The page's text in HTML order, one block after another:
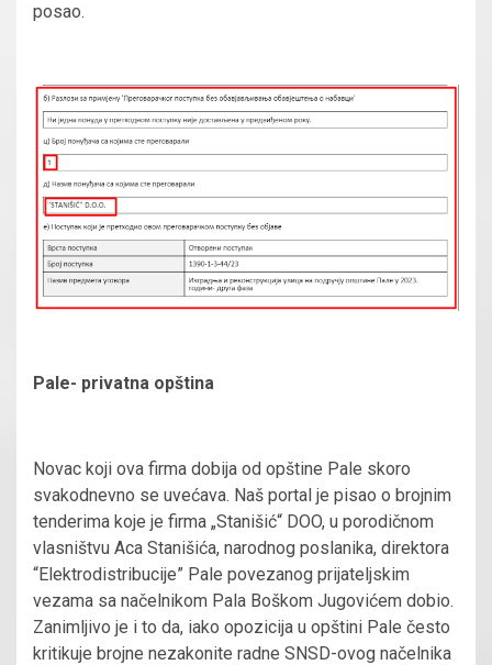
posao.
Pale- privatna opština
Novac koji ova firma dobija od opštine Pale skoro
svakodnevno se uvećava. Naš portal je pisao o brojnim
tenderima koje je firma „Stanišić“ DOO, u porodičnom
vlasništvu Aca Stanišića, narodnog poslanika, direktora
“Elektrodistribucije” Pale povezanog prijateljskim
vezama sa načelnikom Pala Boškom Jugovićem dobio.
Zanimljivo je i to da, iako opozicija u opštini Pale često
kritikuje brojne nezakonite radne SNSD-ovog načelnika